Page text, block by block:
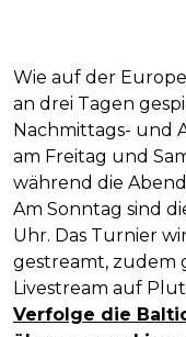
Wie auf der
an drei Tagen
Nachmittags- und
am Freitag und
während die
Am Sonntag sind
Uhr. Das Turnier
gestreamt, zudem
Livestream auf
Verfolge die